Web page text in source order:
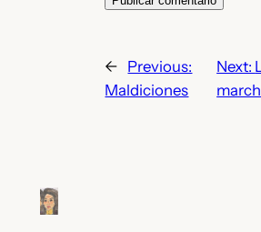
← Previous:
Maldiciones
Next: